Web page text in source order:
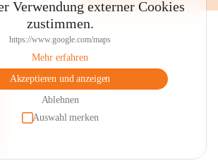
Verwendung externer Cookies
zustimmen.
https://www.google.com/maps
Mehr erfahren
Akzeptieren und anzeigen
Ablehnen
Auswahl merken